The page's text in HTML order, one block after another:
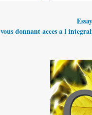
vous donnant acces a l